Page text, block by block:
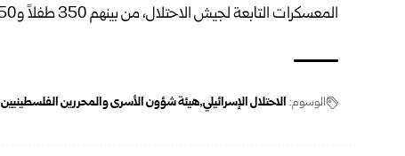
المعسكرات التابعة لجيش الاحتلال، من بينهم 350 طفلاً و50 أسيرة.
الوسوم: الاحتلال الإسرائيلي هيئة شؤون الأسرى والمحررين الفلسطينيين